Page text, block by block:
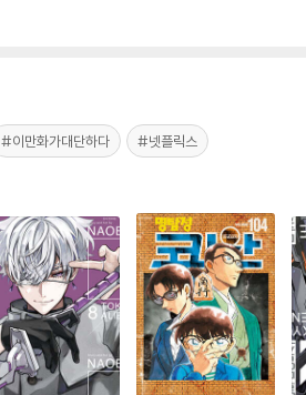
#이만화가대단하다 #넷플릭스